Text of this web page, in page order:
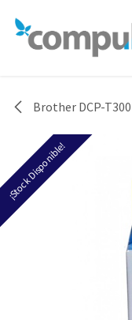
Brother DCP-T300
¡Stock Disponible!